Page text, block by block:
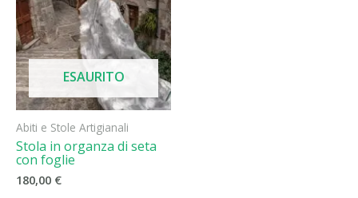
ESAURITO
Abiti e Stole Artigianali
Stola in organza di seta
con foglie
180,00 €